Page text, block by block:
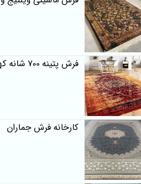
فرش پتینه 700 شانه کهنه نما
کارخانه فرش جماران